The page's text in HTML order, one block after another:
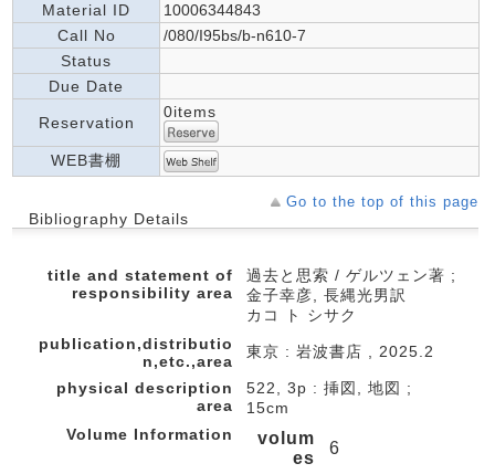
Material ID
10006344843
Call No
/080/I95bs/b-n610-7
Status
Due Date
Reservation
0items
WEB書棚
Go to the top of this page
Bibliography Details
title and statement of
responsibility area
過去と思索 / ゲルツェン著 ;
金子幸彦, 長縄光男訳
カコ ト シサク
publication,distributio
n,etc.,area
東京 : 岩波書店 , 2025.2
physical description
area
522, 3p : 挿図, 地図 ;
15cm
Volume Information
volum
es
6